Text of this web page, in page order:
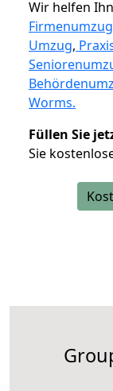
Wir helfen
Firmenumzug
Umzug,
Worms.
Füllen Sie
Sie